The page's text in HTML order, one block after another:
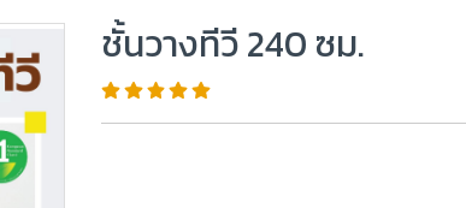
ชั้นวางทีวี 240 ซม.